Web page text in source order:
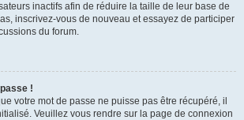
inactifs afin de réduire la taille de leur base de
inscrivez-vous de nouveau et essayez de participer
du forum.
!
votre mot de passe ne puisse pas être récupéré, il
Veuillez vous rendre sur la page de connexion